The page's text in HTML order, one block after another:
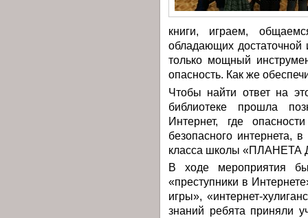
книги, играем,
обладающих достаточной
только мощный
опасность. Как же
Чтобы найти ответ на
библиотеке прошла
Интернет, где
безопасного интернета,
класса школы «ПЛАНЕТА
В ходе мероприятия
«преступники в
игры», «интернет-
знаний ребята приняли